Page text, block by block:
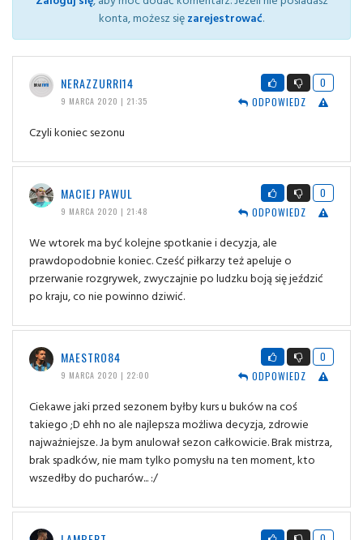
konta, możesz sięzarejestrować.
NERAZZURRI14
9 MARCA 2020 | 21:35
0
ODPOWIEDZ
Czyli koniec sezonu
MACIEJ PAWUL
9 MARCA 2020 | 21:48
0
ODPOWIEDZ
We wtorek ma być kolejne spotkanie i decyzja, ale
prawdopodobnie koniec. Cześć piłkarzy też apeluje o
przerwanie rozgrywek, zwyczajnie po ludzku boją się jeździć
po kraju, co nie powinno dziwić.
MAESTRO84
9 MARCA 2020 | 22:00
0
ODPOWIEDZ
Ciekawe jaki przed sezonem byłby kurs u buków na coś
takiego ;D ehh no ale najlepsza możliwa decyzja, zdrowie
najważniejsze. Ja bym anulował sezon całkowicie. Brak mistrza,
brak spadków, nie mam tylko pomysłu na ten moment, kto
wszedłby do pucharów... :/